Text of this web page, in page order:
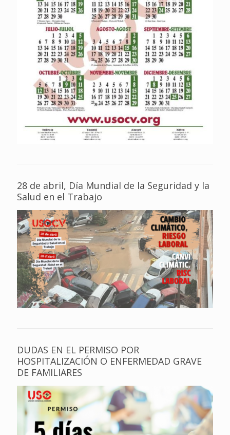
28 de abril, Día Mundial de la Seguridad y la
Salud en el Trabajo
DUDAS EN EL PERMISO POR
HOSPITALIZACIÓN O ENFERMEDAD GRAVE
DE FAMILIARES